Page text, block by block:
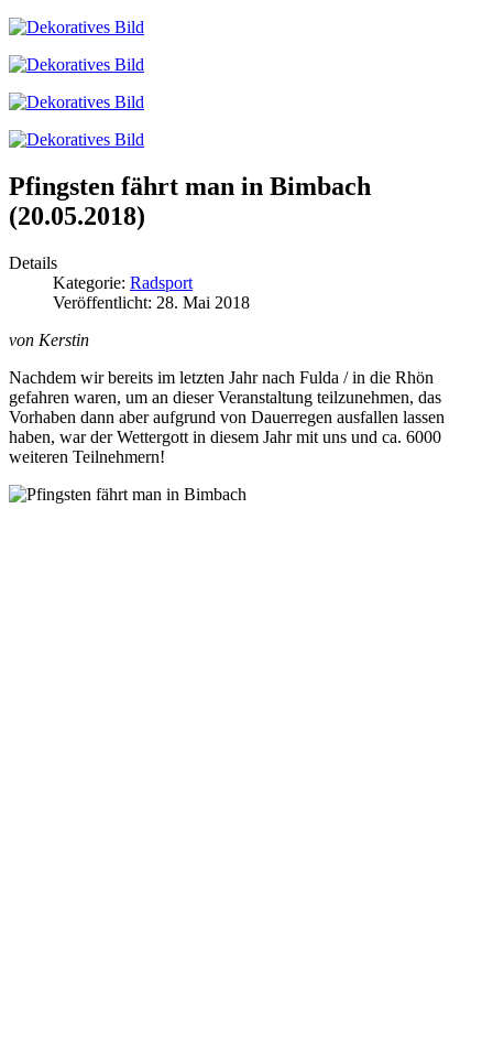
Pfingsten fährt man in Bimbach
(20.05.2018)
Details
Kategorie: Radsport
Veröffentlicht: 28. Mai 2018
von Kerstin
Nachdem wir bereits im letzten Jahr nach Fulda / in die Rhön
gefahren waren, um an dieser Veranstaltung teilzunehmen, das
Vorhaben dann aber aufgrund von Dauerregen ausfallen lassen
haben, war der Wettergott in diesem Jahr mit uns und ca. 6000
weiteren Teilnehmern!